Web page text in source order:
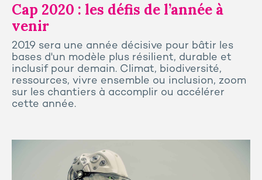
Cap 2020 : les défis de l’année à
venir
2019 sera une année décisive pour bâtir les
bases d'un modèle plus résilient, durable et
inclusif pour demain. Climat, biodiversité,
ressources, vivre ensemble ou inclusion, zoom
sur les chantiers à accomplir ou accélérer
cette année.